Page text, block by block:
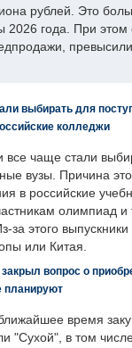
рублей. Это
2026 года. При
выбирать для
колледжи
все чаще стали
вузы. Причина
в российские
олимпиад и
за этого
или Китая.
вопрос о
планируют
время
"Сухой", в том